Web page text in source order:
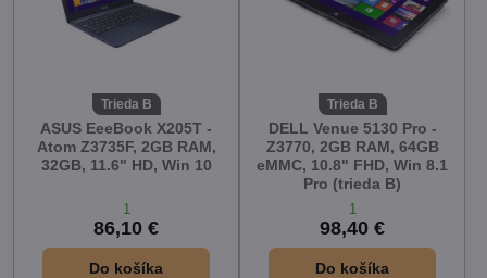
Trieda B
ASUS EeeBook X205T -
Atom Z3735F, 2GB RAM,
32GB, 11.6" HD, Win 10
1
86,10 €
Do košíka
Trieda B
DELL Venue 5130 Pro -
Z3770, 2GB RAM, 64GB
eMMC, 10.8" FHD, Win 8.1
Pro (trieda B)
1
98,40 €
Do košíka